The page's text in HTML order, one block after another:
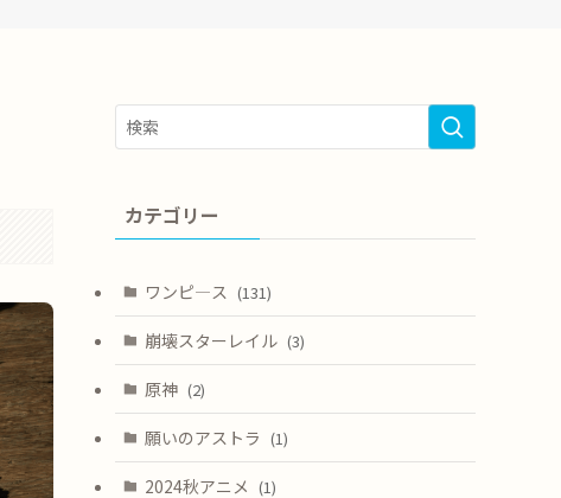
カテゴリー
ワンピ―ス (131)
崩壊スターレイル (3)
原神 (2)
願いのアストラ (1)
2024秋アニメ (1)